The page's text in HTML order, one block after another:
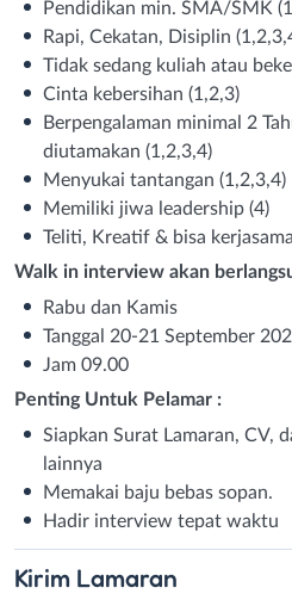
Pendidikan min. SMA/SMK
Rapi, Cekatan, Disiplin
Tidak sedang kuliah atau
Cinta kebersihan (1,2,3)
Berpengalaman minimal 2
diutamakan (1,2,3,4)
Menyukai tantangan (1,2,3,4)
Memiliki jiwa leadership (4)
Teliti, Kreatif & bisa
Walk in interview akan
Rabu dan Kamis
Tanggal 20-21 September
Jam 09.00
Penting Untuk Pelamar :
Siapkan Surat Lamaran, CV,
lainnya
Memakai baju bebas sopan.
Hadir interview tepat waktu
Kirim Lamaran